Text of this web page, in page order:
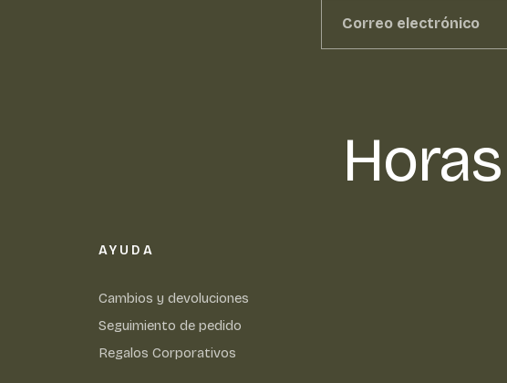
AYUDA
Cambios y devoluciones
Seguimiento de pedido
Regalos Corporativos